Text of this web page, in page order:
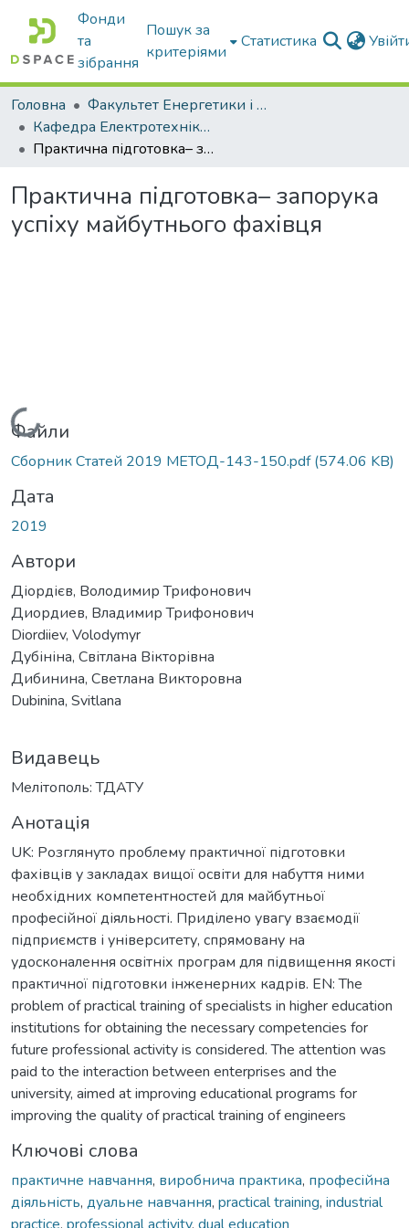
Фонди
та
зібрання
Пошук за
критеріями
Статистика
Головна
Факультет Енергетики і комп'ютерних технологій
Кафедра Електротехніки і електромеханіки ім. проф. В.В. Овчарова
Практична підготовка– запорука успіху майбутнього фахівця
Практична підготовка– запорука
успіху майбутнього фахівця
Вантажиться...
Файли
Сборник Статей 2019 МЕТОД-143-150.pdf(574.06 KB)
Дата
2019
Автори
Діордієв, Володимир Трифонович
Диордиев, Владимир Трифонович
Diordiiev, Volodymyr
Дубініна, Світлана Вікторівна
Дибинина, Светлана Викторовна
Dubinina, Svitlana
Видавець
Мелітополь: ТДАТУ
Анотація
UK: Розглянуто проблему практичної підготовки
фахівців у закладах вищої освіти для набуття ними
необхідних компетентностей для майбутньої
професійної діяльності. Приділено увагу взаємодії
підприємств і університету, спрямовану на
удосконалення освітніх програм для підвищення якості
практичної підготовки інженерних кадрів. EN: The
problem of practical training of specialists in higher education
institutions for obtaining the necessary competencies for
future professional activity is considered. The attention was
paid to the interaction between enterprises and the
university, aimed at improving educational programs for
improving the quality of practical training of engineers
Ключові слова
практичне навчання, виробнича практика, професійна
діяльність, дуальне навчання, practical training, industrial